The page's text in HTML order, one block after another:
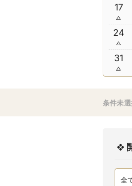
17
24
31
条件未選